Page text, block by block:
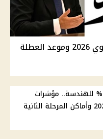
موقف ترحيل إجازة المولد النبوي 2026 وموعد العطلة
92.8% للطب و87.9% للهندسة.. مؤشرات